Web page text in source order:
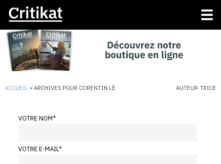
ACCUEIL » ARCHIVES POUR CORENTIN LÊ AUTEUR·TRICE
VOTRE NOM*
VOTRE E-MAIL*